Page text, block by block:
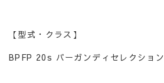
【型式・クラス】
BPFP 20s バーガンディセレクション